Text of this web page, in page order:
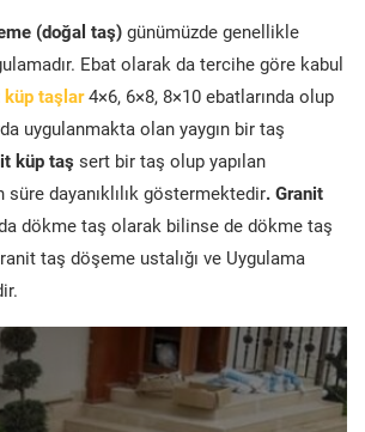
(doğal taş) günümüzde genellikle
Ebat olarak da tercihe göre kabul
küp taşlar 4×6, 6×8, 8×10 ebatlarında olup
uygulanmakta olan yaygın bir taş
küp taş sert bir taş olup yapılan
süre dayanıklılık göstermektedir. Granit
dökme taş olarak bilinse de dökme taş
taş döşeme ustalığı ve Uygulama